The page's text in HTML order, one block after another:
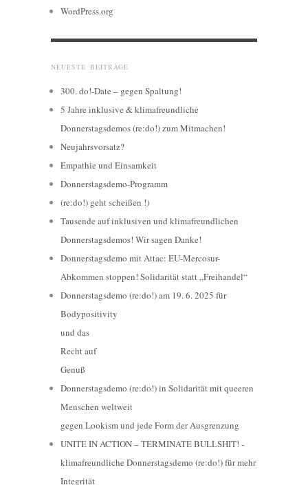
WordPress.org
NEUESTE BEITRÄGE
300. do!-Date – gegen Spaltung!
5 Jahre inklusive & klimafreundliche
Donnerstagsdemos (re:do!) zum Mitmachen!
Neujahrsvorsatz?
Empathie und Einsamkeit
Donnerstagsdemo-Programm
(re:do!) geht scheißen !)
Tausende auf inklusiven und klimafreundlichen
Donnerstagsdemos! Wir sagen Danke!
Donnerstagsdemo mit Attac: EU-Mercosur-
Abkommen stoppen! Solidarität statt „Freihandel“
Donnerstagsdemo (re:do!) am 19. 6. 2025 für
Bodypositivity
und das
Recht auf
Genuß
Donnerstagsdemo (re:do!) in Solidarität mit queeren
Menschen weltweit
gegen Lookism und jede Form der Ausgrenzung
UNITE IN ACTION – TERMINATE BULLSHIT! -
klimafreundliche Donnerstagsdemo (re:do!) für mehr
Integrität